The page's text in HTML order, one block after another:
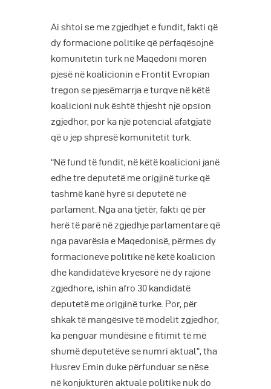
Ai shtoi se me zgjedhjet e fundit, fakti që
dy formacione politike që përfaqësojnë
komunitetin turk në Maqedoni morën
pjesë në koalicionin e Frontit Evropian
tregon se pjesëmarrja e turqve në këtë
koalicioni nuk është thjesht një opsion
zgjedhor, por ka një potencial afatgjatë
që u jep shpresë komunitetit turk.
“Në fund të fundit, në këtë koalicioni janë
edhe tre deputetë me origjinë turke që
tashmë kanë hyrë si deputetë në
parlament. Nga ana tjetër, fakti që për
herë të parë në zgjedhje parlamentare që
nga pavarësia e Maqedonisë, përmes dy
formacioneve politike në këtë koalicion
dhe kandidatëve kryesorë në dy rajone
zgjedhore, ishin afro 30 kandidatë
deputetë me origjinë turke. Por, për
shkak të mangësive të modelit zgjedhor,
ka penguar mundësinë e fitimit të më
shumë deputetëve se numri aktual”, tha
Husrev Emin duke përfunduar se nëse
në konjukturën aktuale politike nuk do